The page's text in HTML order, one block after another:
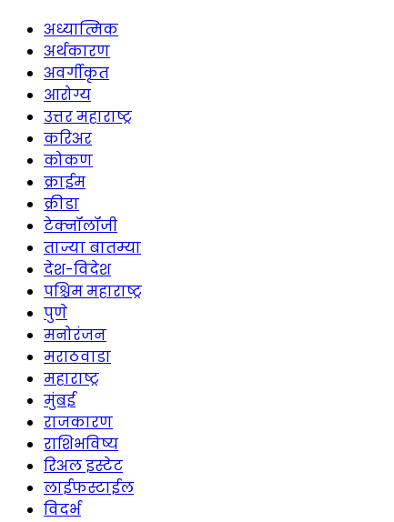
अध्यात्मिक
अर्थकारण
अवर्गीकृत
आरोग्य
उत्तर महाराष्ट्र
करिअर
कोकण
क्राईम
क्रीडा
टेक्नॉलॉजी
ताज्या बातम्या
देश-विदेश
पश्चिम महाराष्ट्र
पुणे
मनोरंजन
मराठवाडा
महाराष्ट्र
मुंबई
राजकारण
राशिभविष्य
रिअल इस्टेट
लाईफस्टाईल
विदर्भ